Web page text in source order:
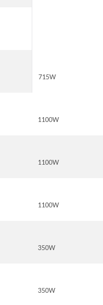
715W
1100W
1100W
1100W
350W
350W